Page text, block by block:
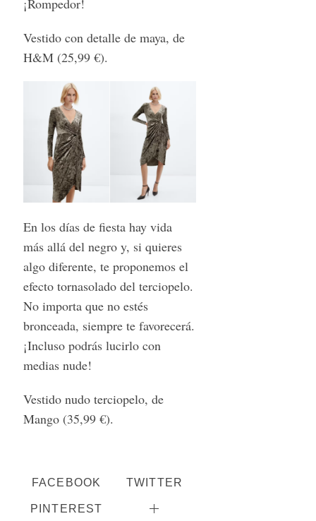
Vestido con detalle de maya, de
H&M (25,99 €).
En los días de fiesta hay vida
más allá del negro y, si quieres
algo diferente, te proponemos el
efecto tornasolado del terciopelo.
No importa que no estés
bronceada, siempre te favorecerá.
¡Incluso podrás lucirlo con
medias nude!
Vestido nudo terciopelo, de
Mango (35,99 €).
FACEBOOK TWITTER
PINTEREST